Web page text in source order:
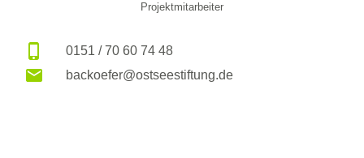
Projektmitarbeiter
0151 / 70 60 74 48
backoefer@ostseestiftung.de